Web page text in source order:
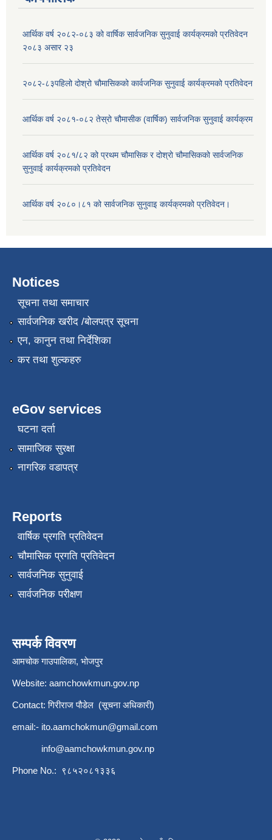
आर्थिक वर्ष २०८२-०८३ को वार्षिक सार्वजनिक सुनुवाई कार्यक्रमको प्रतिवेदन
२०८३ असार २३
२०८२-८३पहिलो दोश्रो चौमासिकको कार्वजनिक सुनुवाई कार्यक्रमको प्रतिवेदन
आर्थिक वर्ष २०८१-०८२ तेस्रो चौमासीक (वार्षिक) सार्वजनिक सुनुवाई कार्यक्रम
आर्थिक वर्ष २०८१/८२ को प्रथम चौमासिक र दोश्रो चौमासिकको सार्वजनिक
सुनुवाई कार्यक्रमको प्रतिवेदन
आर्थिक वर्ष २०८०।८१ को सार्वजनिक सुनुवाइ कार्यक्रमको प्रतिवेदन।
Notices
सूचना तथा समाचार
सार्वजनिक खरीद /बोलपत्र सूचना
एन, कानुन तथा निर्देशिका
कर तथा शुल्कहरु
eGov services
घटना दर्ता
सामाजिक सुरक्षा
नागरिक वडापत्र
Reports
वार्षिक प्रगति प्रतिवेदन
चौमासिक प्रगति प्रतिवेदन
सार्वजनिक सुनुवाई
सार्वजनिक परीक्षण
सम्पर्क विवरण
आमचोक गाउपालिका, भोजपुर
Website: aamchowkmun.gov.np
Contact: गिरीराज पौडेल (सूचना अधिकारी)
email:- ito.aamchokmun@gmail.com
info@aamchowkmun.gov.np
Phone No.: ९८५२०८१३३६